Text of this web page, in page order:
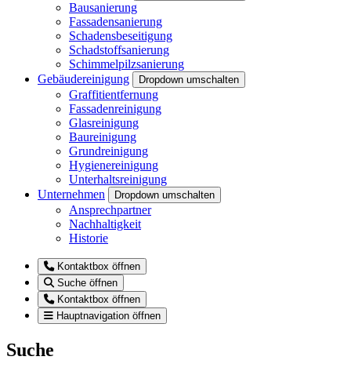
Bausanierung
Fassadensanierung
Schadensbeseitigung
Schadstoffsanierung
Schimmelpilzsanierung
Gebäudereinigung
Dropdown umschalten
Graffitientfernung
Fassadenreinigung
Glasreinigung
Baureinigung
Grundreinigung
Hygienereinigung
Unterhaltsreinigung
Unternehmen
Dropdown umschalten
Ansprechpartner
Nachhaltigkeit
Historie
Kontaktbox öffnen
Suche öffnen
Kontaktbox öffnen
Hauptnavigation öffnen
Suche